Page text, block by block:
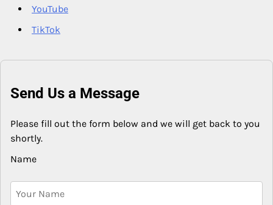
YouTube
TikTok
Send Us a Message
Please fill out the form below and we will get back to you
shortly.
Name